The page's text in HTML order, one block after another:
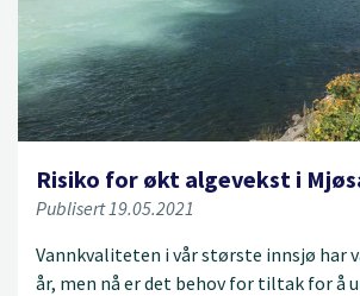
Risiko for økt algevekst i
Publisert 19.05.2021
Vannkvaliteten i vår største innsjø har
år, men nå er det behov for tiltak for å